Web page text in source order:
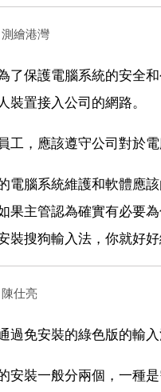
繪港灣
了保護電腦系統的安全
裝置接入公司的網路。
工，應該遵守公司對於
電腦系統維護和軟體應
果主管認為確實有必要
裝搜狗輸入法，你就好
仕亮
過免安裝的綠色版的輸入
安裝一般分兩個，一種